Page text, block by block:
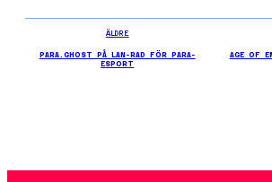
ÄLDRE
PARA.GHOST PÅ LAN-RAD FÖR PARA-
ESPORT
AGE OF